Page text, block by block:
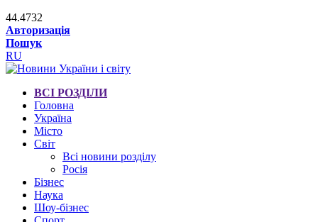
44.4732
Авторизація
Пошук
RU
ВСІ РОЗДІЛИ
Головна
Україна
Місто
Світ
Всі новини розділу
Росія
Бізнес
Наука
Шоу-бізнес